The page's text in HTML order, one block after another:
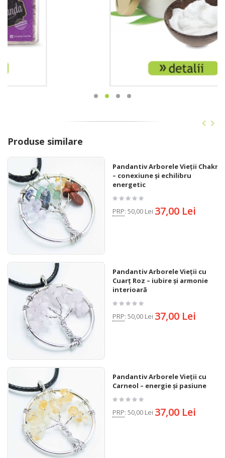
Produse similare
Pandantiv Arborele Vieții Chakra
– conexiune și echilibru
energetic
PRP: 50,00 Lei 37,00 Lei
Pandantiv Arborele Vieții cu
Cuarț Roz – iubire și armonie
interioară
PRP: 50,00 Lei 37,00 Lei
Pandantiv Arborele Vieții cu
Carneol – energie și pasiune
PRP: 50,00 Lei 37,00 Lei